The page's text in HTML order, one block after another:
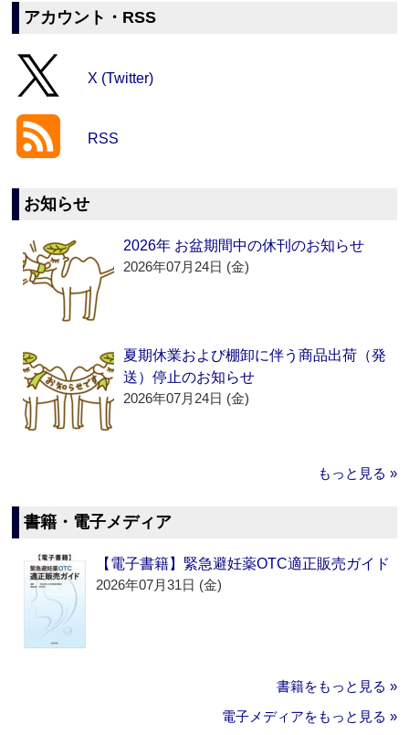
アカウント・RSS
X (Twitter)
RSS
お知らせ
2026年 お盆期間中の休刊のお知らせ
2026年07月24日 (金)
夏期休業および棚卸に伴う商品出荷（発
送）停止のお知らせ
2026年07月24日 (金)
もっと見る »
書籍・電子メディア
【電子書籍】緊急避妊薬OTC適正販売ガイド
2026年07月31日 (金)
書籍をもっと見る »
電子メディアをもっと見る »